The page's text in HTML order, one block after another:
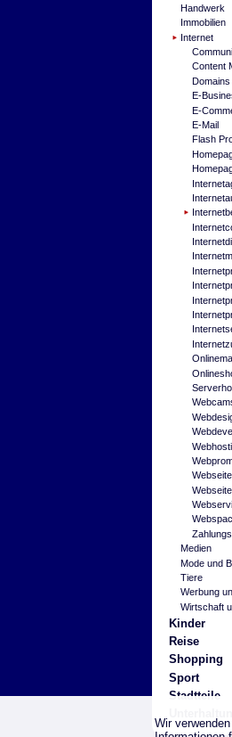
Wir
Handwerk
Immobilien
Internet
Content
Domains
E-
E-
E-Mail
Flash
Medien
Mode und
Tiere
Werbung
Wirtschaft
Kinder
Reise
Shopping
Sport
Stadtteile